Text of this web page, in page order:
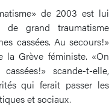
de 2003 est lui
grand traumatisme
cassées. Au secours!»
la Grève féministe. «On
scande-t-elle,
qui ferait passer les
et sociaux.